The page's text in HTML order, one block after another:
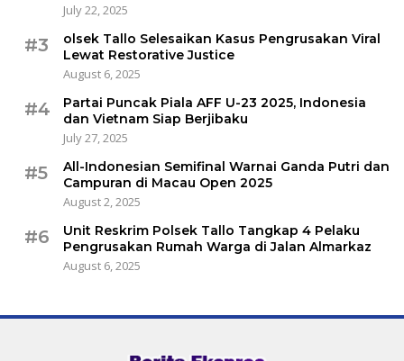
July 22, 2025
#3
olsek Tallo Selesaikan Kasus Pengrusakan Viral
Lewat Restorative Justice
August 6, 2025
#4
Partai Puncak Piala AFF U-23 2025, Indonesia
dan Vietnam Siap Berjibaku
July 27, 2025
#5
All-Indonesian Semifinal Warnai Ganda Putri dan
Campuran di Macau Open 2025
August 2, 2025
#6
Unit Reskrim Polsek Tallo Tangkap 4 Pelaku
Pengrusakan Rumah Warga di Jalan Almarkaz
August 6, 2025